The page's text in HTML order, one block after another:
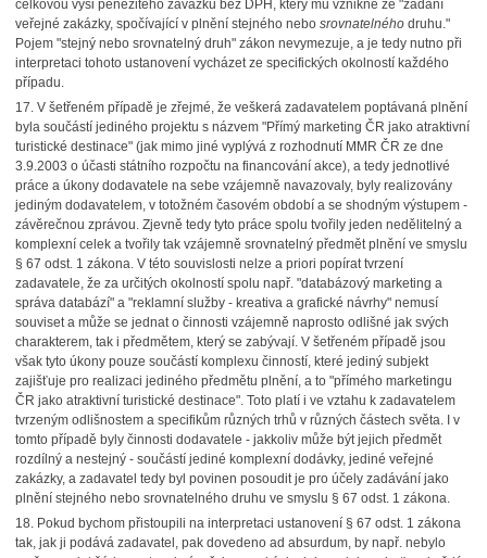
celkovou výši peněžitého závazku bez DPH, který mu vznikne ze "zadání
veřejné zakázky, spočívající v plnění stejného nebo srovnatelnéhodruhu."
Pojem "stejný nebo srovnatelný druh" zákon nevymezuje, a je tedy nutno při
interpretaci tohoto ustanovení vycházet ze specifických okolností každého
případu.
17. V šetřeném případě je zřejmé, že veškerá zadavatelem poptávaná plnění
byla součástí jediného projektu s názvem "Přímý marketing ČR jako atraktivní
turistické destinace" (jak mimo jiné vyplývá z rozhodnutí MMR ČR ze dne
3.9.2003 o účasti státního rozpočtu na financování akce), a tedy jednotlivé
práce a úkony dodavatele na sebe vzájemně navazovaly, byly realizovány
jediným dodavatelem, v totožném časovém období a se shodným výstupem -
závěrečnou zprávou. Zjevně tedy tyto práce spolu tvořily jeden nedělitelný a
komplexní celek a tvořily tak vzájemně srovnatelný předmět plnění ve smyslu
§ 67 odst. 1 zákona. V této souvislosti nelze a priori popírat tvrzení
zadavatele, že za určitých okolností spolu např. "databázový marketing a
správa databází" a "reklamní služby - kreativa a grafické návrhy" nemusí
souviset a může se jednat o činnosti vzájemně naprosto odlišné jak svých
charakterem, tak i předmětem, který se zabývají. V šetřeném případě jsou
však tyto úkony pouze součástí komplexu činností, které jediný subjekt
zajišťuje pro realizaci jediného předmětu plnění, a to "přímého marketingu
ČR jako atraktivní turistické destinace". Toto platí i ve vztahu k zadavatelem
tvrzeným odlišnostem a specifikům různých trhů v různých částech světa. I v
tomto případě byly činnosti dodavatele - jakkoliv může být jejich předmět
rozdílný a nestejný - součástí jediné komplexní dodávky, jediné veřejné
zakázky, a zadavatel tedy byl povinen posoudit je pro účely zadávání jako
plnění stejného nebo srovnatelného druhu ve smyslu § 67 odst. 1 zákona.
18. Pokud bychom přistoupili na interpretaci ustanovení § 67 odst. 1 zákona
tak, jak ji podává zadavatel, pak dovedeno ad absurdum, by např. nebylo